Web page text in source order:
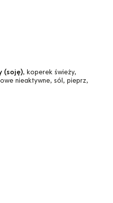
(soję), koperek świeży,
nieaktywne, sól, pieprz,